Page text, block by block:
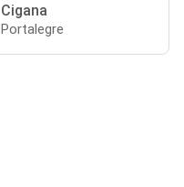
Cigana
Portalegre